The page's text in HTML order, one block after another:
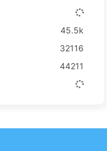
45.5k
32116
44211